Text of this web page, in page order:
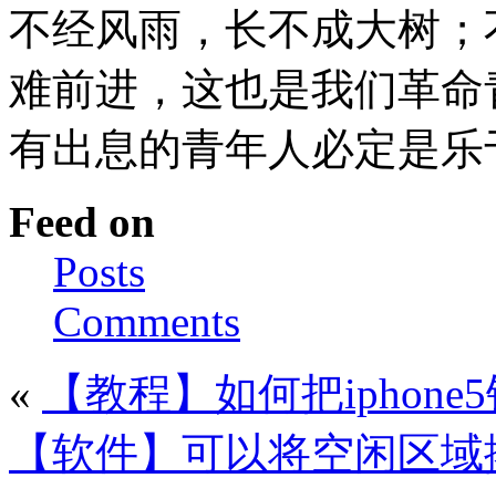
不经风雨，长不成大树
难前进，这也是我们革
有出息的青年人必定是
Feed on
Posts
Comments
«
【教程】如何把
【软件】可以将空闲区